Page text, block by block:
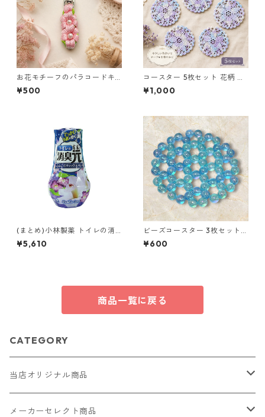
お花モチーフのパラコードキ
ーホルダー ピンク×ライトグリ
ーン ハンドメイド 国産 本革
¥500
コースター 5枚セット 花柄 レ
ース 手編み ブルー パープル s
2 ギフト
¥1,000
(まとめ)小林製薬 トイレの消
臭元心なごむリラックスアロ
マ 400ml 1個【×10セット】
¥5,610
ビーズコースター 3枚セット
クリア パール ブルー ラウンド
モチーフ アクリルビーズ s43
¥600
商品一覧に戻る
CATEGORY
当店オリジナル商品
レザー（革）
メーカーセレクト商品